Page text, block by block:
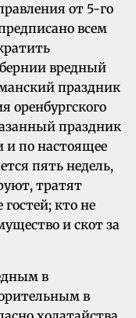
от 5-го
всем
вредный
праздник
оренбургского
праздник
и по настоящее
пять недель,
тратят
кто не
и скот за
в
в